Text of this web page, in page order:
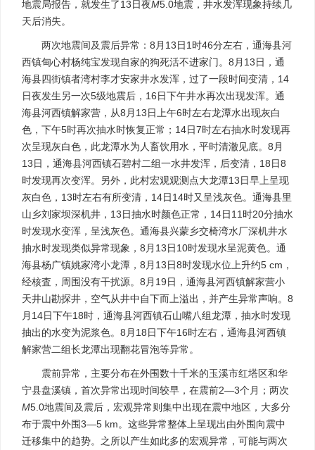
地震局报告，就发生了13日夜M5.0地震，井水发浑现象持续几
天后消失。
两次地震间及震后异常：8月13日1时46分左右，通海县河
西镇甸心村杨纯宝发现自家的狗死活不进家门。8月13日，通
海县四街镇者湾村李才安家井水发浑，过了一段时间变清，14
日夜发生另一次5级地震后，16日下午井水再次出现发浑。通
海县河西镇解家营，从8月13日上午6时左右龙潭水出现灰白
色，下午5时再次抽水时恢复正常；14日7时左右抽水时发现再
次呈现灰白色，此龙潭水为人畜饮用水，平时清澈见底。8月
13日，通海县河西镇石碧村二组一水井发浑，后变清，18日8
时发现再次变浑。另外，此村宏观观测点大龙潭13日早上呈现
灰白色，13时左右有所变清，14日14时又呈浅灰色。通海县里
山乡刘家坝深机井，13日抽水时颜色正常，14日11时20分抽水
时发现水变浑，呈浅灰色。通海县兴蒙乡交椅湾水厂深机井水
抽水时发现类似异常现象，8月13日10时发现水呈泥黄色。通
海县杨广镇姚家湾小龙潭，8月13日8时发现水位上升约5 cm，
经核査，周围没有干扰源。8月19日，通海县河西镇解家营小
天井山勘探井，空气从井中自下而上溢出，并产生异常声响。8
月14日下午18时，通海县河西镇石山嘴八组龙潭，抽水时发现
抽出的水变为泥浆色。8月18日下午16时左右，通海县河西镇
解家营二组长龙潭出现翻花冒泡等异常。
震前异常，主要分布在外围数十千米的玉溪市红塔区和华
宁县盘溪镇，首次异常出现时间较早，在震前2—3个月；两次
M5.0地震间及震后，宏观异常则集中出现在震中地区，大多分
布于震中外围3—5 km。这些异常整体上呈现出由外围向震中
迁移集中的趋势。之所以产生如此多的宏观异常，可能与两次